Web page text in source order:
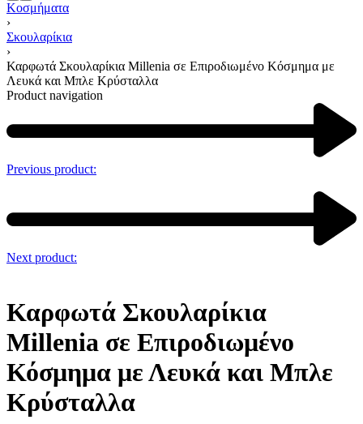
Κοσμήματα
›
Σκουλαρίκια
›
Καρφωτά Σκουλαρίκια Millenia σε Επιροδιωμένο Κόσμημα με
Λευκά και Μπλε Κρύσταλλα
Product navigation
Previous product:
Next product:
Καρφωτά Σκουλαρίκια
Millenia σε Επιροδιωμένο
Κόσμημα με Λευκά και Μπλε
Κρύσταλλα